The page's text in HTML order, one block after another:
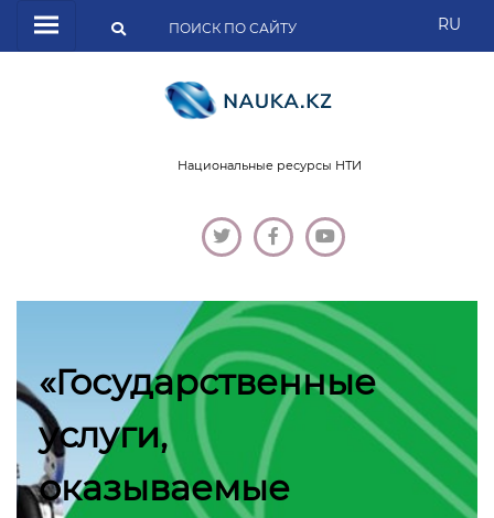
RU
Национальные ресурсы НТИ
«Государственные
услуги,
оказываемые